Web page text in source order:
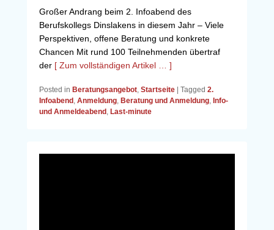
Großer Andrang beim 2. Infoabend des
Berufskollegs Dinslakens in diesem Jahr – Viele
Perspektiven, offene Beratung und konkrete
Chancen Mit rund 100 Teilnehmenden übertraf
der [ Zum vollständigen Artikel … ]
Posted in Beratungsangebot Startseite | Tagged 2.
Infoabend Anmeldung Beratung und Anmeldung Info-
und Anmeldeabend Last-minute